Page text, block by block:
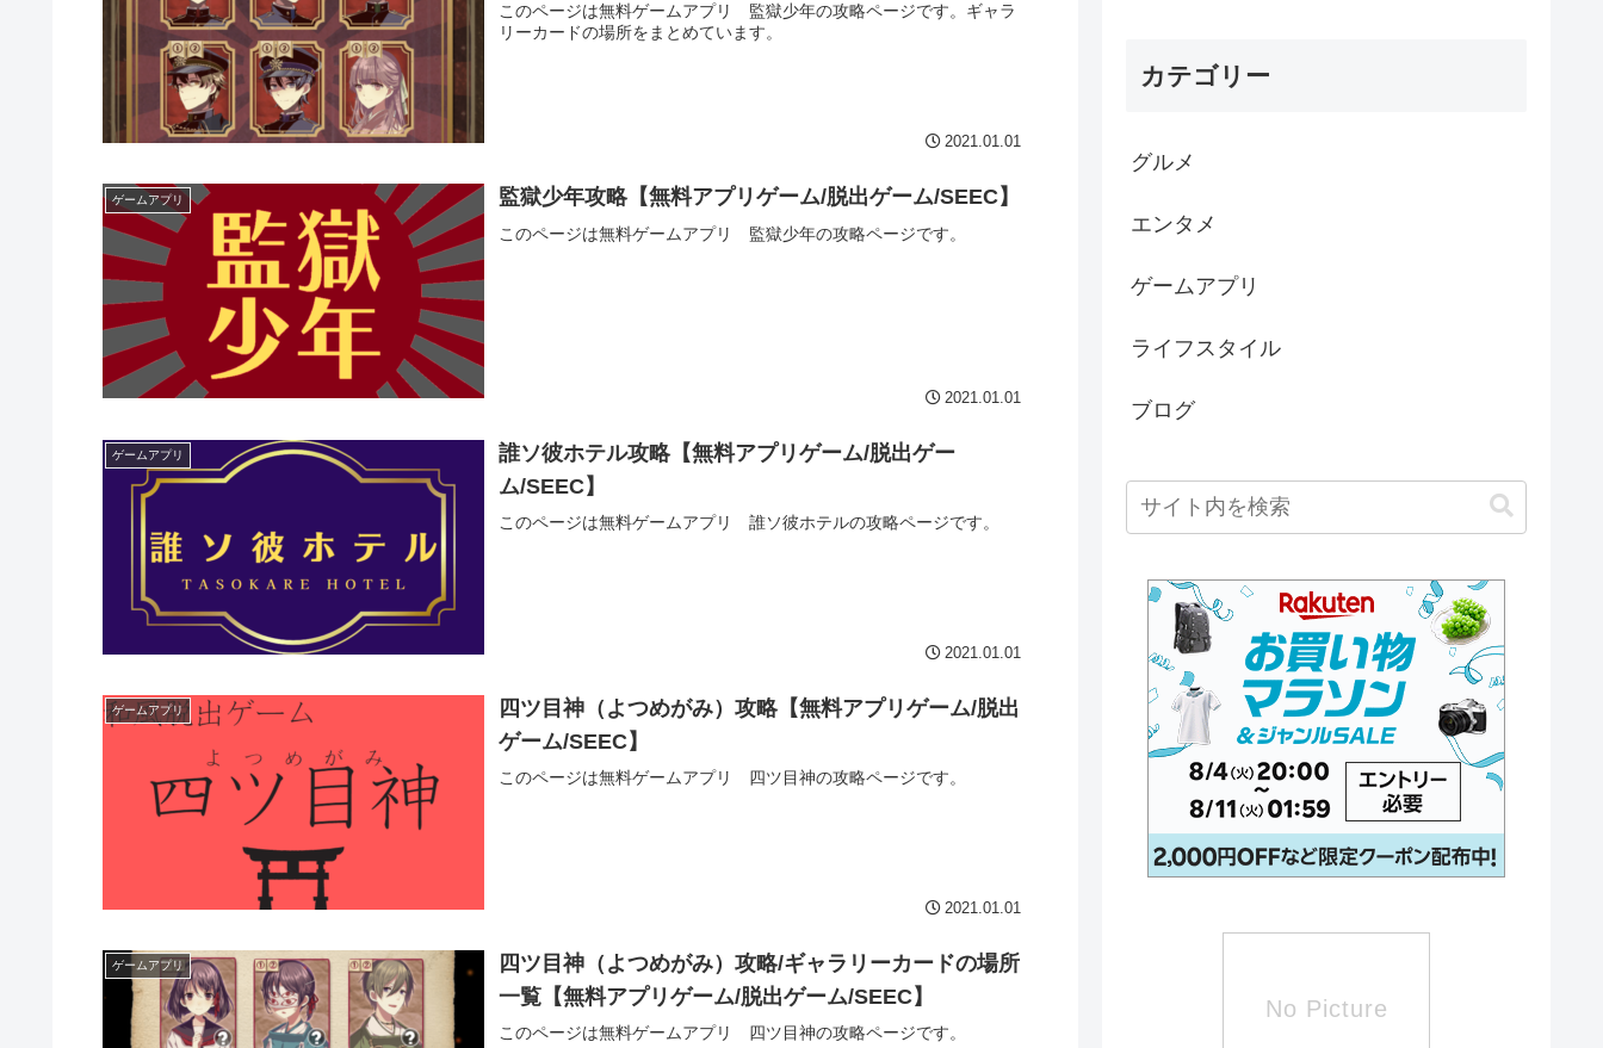
このページは無料ゲームアプリ 監獄少年の攻略ページです。ギャラ
リーカードの場所をまとめています。
2021.01.01
ゲームアプリ 監獄少年攻略【無料アプリゲーム/脱出ゲーム/SEEC】
このページは無料ゲームアプリ 監獄少年の攻略ページです。
2021.01.01
ゲームアプリ
誰ソ彼ホテル攻略【無料アプリゲーム/脱出ゲー
ム/SEEC】
このページは無料ゲームアプリ 誰ソ彼ホテルの攻略ページです。
2021.01.01
ゲームアプリ
四ツ目神（よつめがみ）攻略【無料アプリゲーム/脱出
ゲーム/SEEC】
このページは無料ゲームアプリ 四ツ目神の攻略ページです。
2021.01.01
ゲームアプリ
四ツ目神（よつめがみ）攻略/ギャラリーカードの場所
一覧【無料アプリゲーム/脱出ゲーム/SEEC】
このページは無料ゲームアプリ 四ツ目神の攻略ページです。
カテゴリー
グルメ
エンタメ
ゲームアプリ
ライフスタイル
ブログ